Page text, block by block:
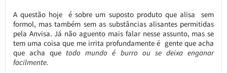
A questão hoje é sobre um suposto produto que alisa sem
formol, mas também sem as substâncias alisantes permitidas
pela Anvisa. Já não aguento mais falar nesse assunto, mas se
tem uma coisa que me irrita profundamente é gente que acha
que acha que todo mundo é burro ou se deixa enganar
facilmente.